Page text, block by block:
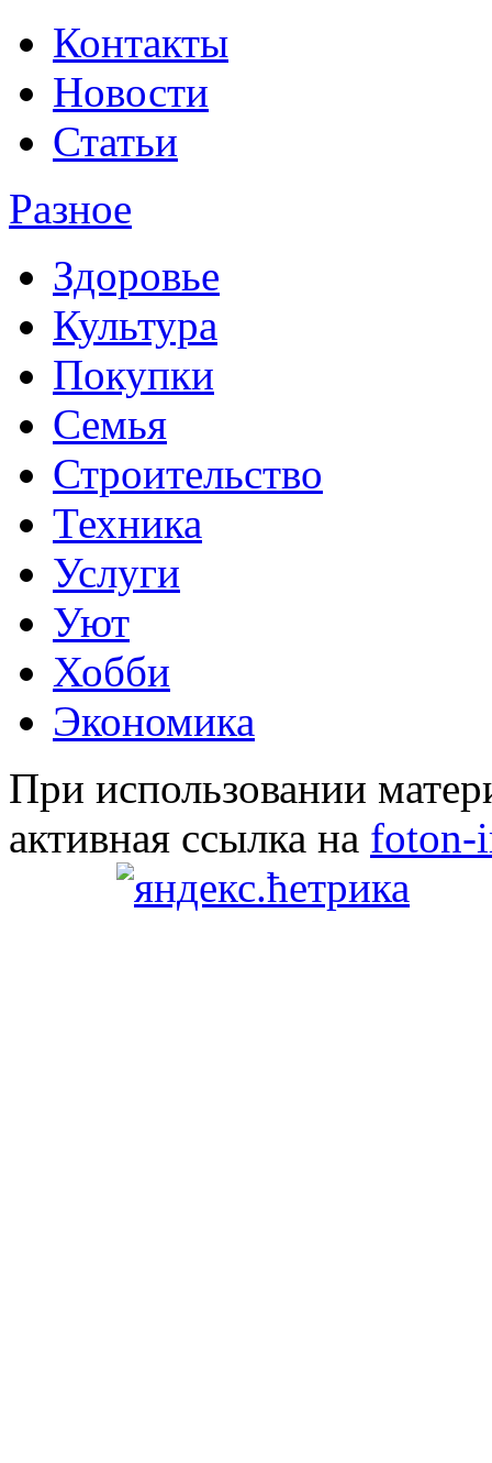
Контакты
Новости
Статьи
Разное
Здоровье
Культура
Покупки
Семья
Строительство
Техника
Услуги
Уют
Хобби
Экономика
При использовании
активная ссылка на foton-